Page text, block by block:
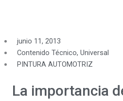
junio 11, 2013
Contenido Técnico, Universal
PINTURA AUTOMOTRIZ
La importancia